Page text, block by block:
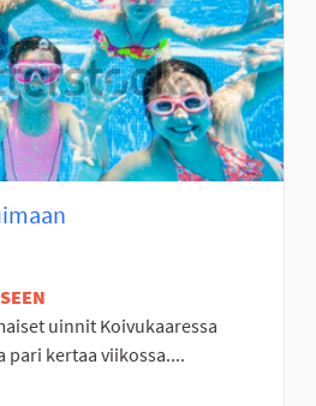
uinnit Koivukaaressa
pari kertaa viikossa....
Eteläinen Seinäjoki